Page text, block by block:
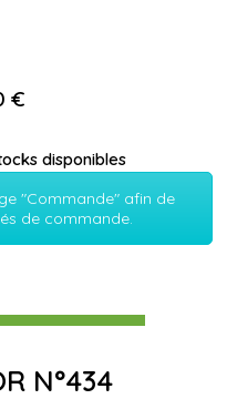
€
disponibles
"Commande" afin de
de commande.
N°434